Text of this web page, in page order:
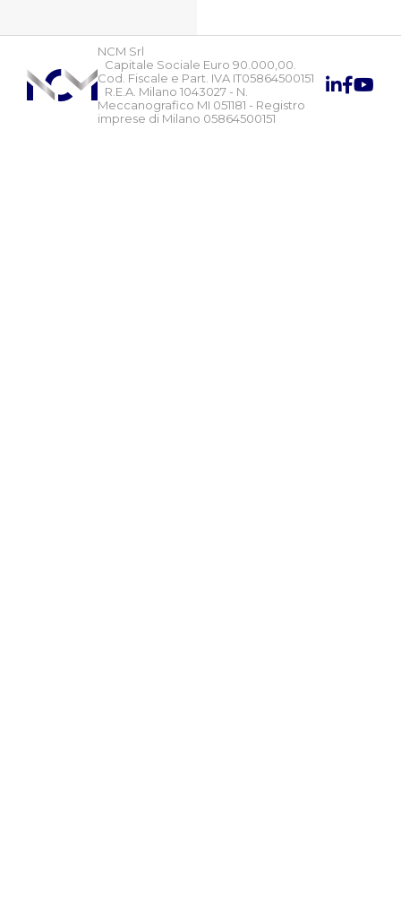
NCM Srl
Capitale Sociale Euro 90.000,00.
Cod. Fiscale e Part. IVA IT05864500151
R.E.A. Milano 1043027 - N.
Meccanografico MI 051181 - Registro
imprese di Milano 05864500151